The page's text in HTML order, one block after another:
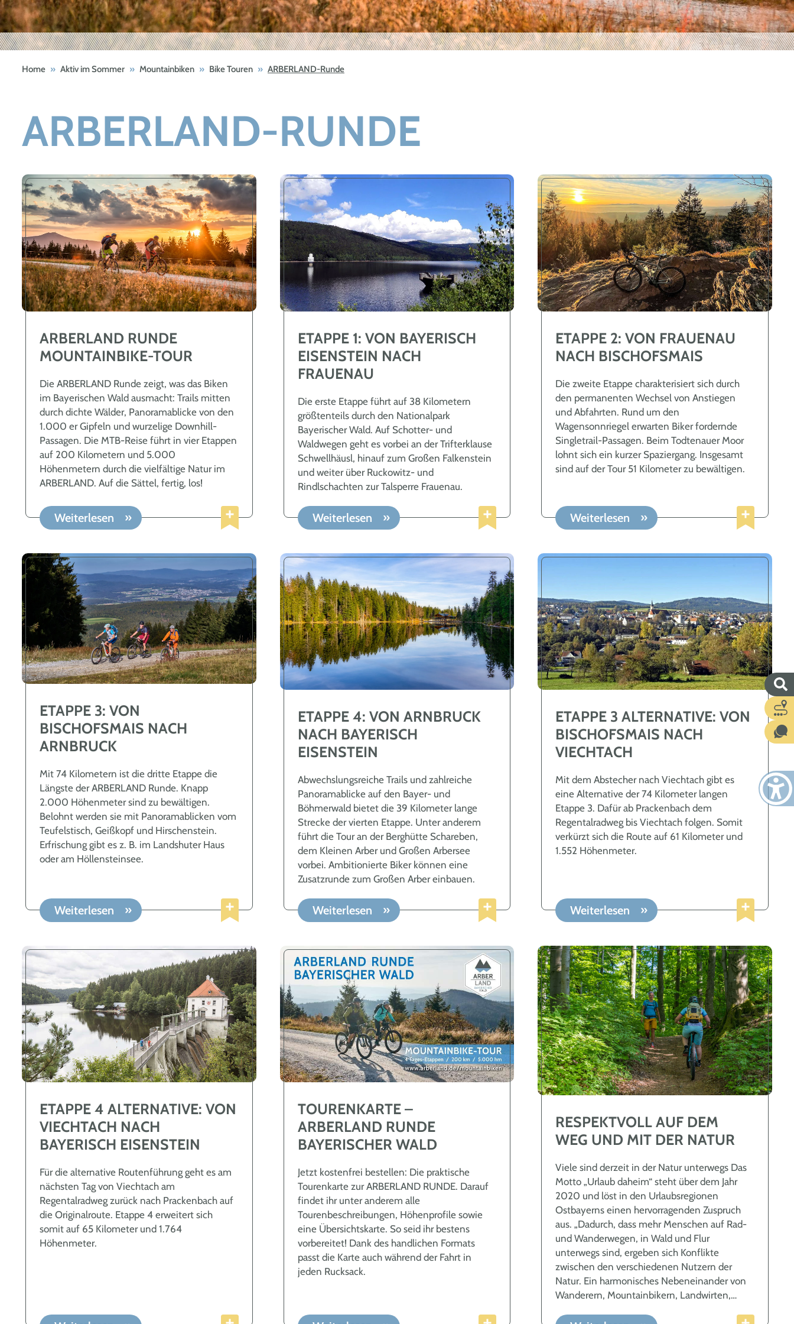
Home » Aktiv im Sommer » Mountainbiken » Bike Touren » ARBERLAND-Runde
ARBERLAND-RUNDE
ARBERLAND RUNDE
MOUNTAINBIKE-TOUR
Die ARBERLAND Runde zeigt, was das Biken
im Bayerischen Wald ausmacht: Trails mitten
durch dichte Wälder, Panoramablicke von den
1.000 er Gipfeln und wurzelige Downhill-
Passagen. Die MTB-Reise führt in vier Etappen
auf 200 Kilometern und 5.000
Höhenmetern durch die vielfältige Natur im
ARBERLAND. Auf die Sättel, fertig, los!
Weiterlesen
ETAPPE 1: VON BAYERISCH
EISENSTEIN NACH
FRAUENAU
Die erste Etappe führt auf 38 Kilometern
größtenteils durch den Nationalpark
Bayerischer Wald. Auf Schotter- und
Waldwegen geht es vorbei an der Trifterklause
Schwellhäusl, hinauf zum Großen Falkenstein
und weiter über Ruckowitz- und
Rindlschachten zur Talsperre Frauenau.
Weiterlesen
ETAPPE 2: VON FRAUENAU
NACH BISCHOFSMAIS
Die zweite Etappe charakterisiert sich durch
den permanenten Wechsel von Anstiegen
und Abfahrten. Rund um den
Wagensonnriegel erwarten Biker fordernde
Singletrail-Passagen. Beim Todtenauer Moor
lohnt sich ein kurzer Spaziergang. Insgesamt
sind auf der Tour 51 Kilometer zu bewältigen.
Weiterlesen
ETAPPE 3: VON
BISCHOFSMAIS NACH
ARNBRUCK
Mit 74 Kilometern ist die dritte Etappe die
Längste der ARBERLAND Runde. Knapp
2.000 Höhenmeter sind zu bewältigen.
Belohnt werden sie mit Panoramablicken vom
Teufelstisch, Geißkopf und Hirschenstein.
Erfrischung gibt es z. B. im Landshuter Haus
oder am Höllensteinsee.
Weiterlesen
ETAPPE 4: VON ARNBRUCK
NACH BAYERISCH
EISENSTEIN
Abwechslungsreiche Trails und zahlreiche
Panoramablicke auf den Bayer- und
Böhmerwald bietet die 39 Kilometer lange
Strecke der vierten Etappe. Unter anderem
führt die Tour an der Berghütte Schareben,
dem Kleinen Arber und Großen Arbersee
vorbei. Ambitionierte Biker können eine
Zusatzrunde zum Großen Arber einbauen.
Weiterlesen
ETAPPE 3 ALTERNATIVE: VON
BISCHOFSMAIS NACH
VIECHTACH
Mit dem Abstecher nach Viechtach gibt es
eine Alternative der 74 Kilometer langen
Etappe 3. Dafür ab Prackenbach dem
Regentalradweg bis Viechtach folgen. Somit
verkürzt sich die Route auf 61 Kilometer und
1.552 Höhenmeter.
Weiterlesen
ETAPPE 4 ALTERNATIVE: VON
VIECHTACH NACH
BAYERISCH EISENSTEIN
Für die alternative Routenführung geht es am
nächsten Tag von Viechtach am
Regentalradweg zurück nach Prackenbach auf
die Originalroute. Etappe 4 erweitert sich
somit auf 65 Kilometer und 1.764
Höhenmeter.
TOURENKARTE –
ARBERLAND RUNDE
BAYERISCHER WALD
Jetzt kostenfrei bestellen: Die praktische
Tourenkarte zur ARBERLAND RUNDE. Darauf
findet ihr unter anderem alle
Tourenbeschreibungen, Höhenprofile sowie
eine Übersichtskarte. So seid ihr bestens
vorbereitet! Dank des handlichen Formats
passt die Karte auch während der Fahrt in
jeden Rucksack.
RESPEKTVOLL AUF DEM
WEG UND MIT DER NATUR
Viele sind derzeit in der Natur unterwegs Das
Motto „Urlaub daheim“ steht über dem Jahr
2020 und löst in den Urlaubsregionen
Ostbayerns einen hervorragenden Zuspruch
aus. „Dadurch, dass mehr Menschen auf Rad-
und Wanderwegen, in Wald und Flur
unterwegs sind, ergeben sich Konflikte
zwischen den verschiedenen Nutzern der
Natur. Ein harmonisches Nebeneinander von
Wanderern, Mountainbikern, Landwirten,